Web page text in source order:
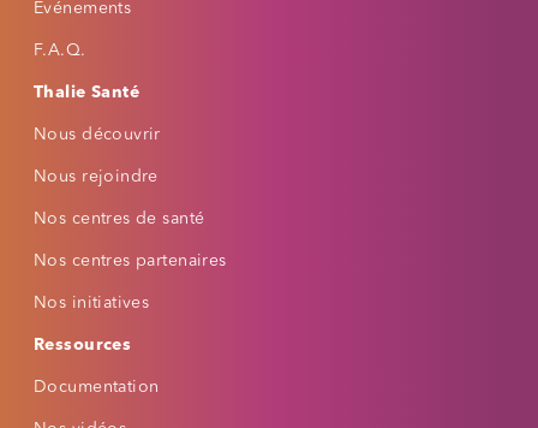
Evénements
F.A.Q.
Thalie Santé
Nous découvrir
Nous rejoindre
Nos centres de santé
Nos centres partenaires
Nos initiatives
Ressources
Documentation
Taille du texte
−
Famille de police
Casse du texte
AIDE À LA LECTURE
Interligne
Espacement des mots